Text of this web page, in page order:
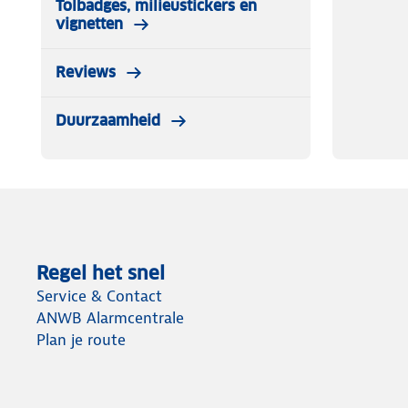
Tolbadges, milieustickers en
vignetten
Reviews
Duurzaamheid
Regel het snel
Service & Contact
ANWB Alarmcentrale
Plan je route